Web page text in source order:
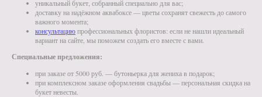
уникальный букет, собранный специально для вас;
доставку на надёжном аквабоксе — цветы сохранят свежесть до самого
важного момента;
консультациюпрофессиональных флористов: если не нашли идеальный
вариант на сайте, мы поможем создать его вместе с вами.
Специальные предложения:
при заказе от 5000 руб. — бутоньерка для жениха в подарок;
при комплексном заказе оформления свадьбы — персональная скидка на
букет невесты.